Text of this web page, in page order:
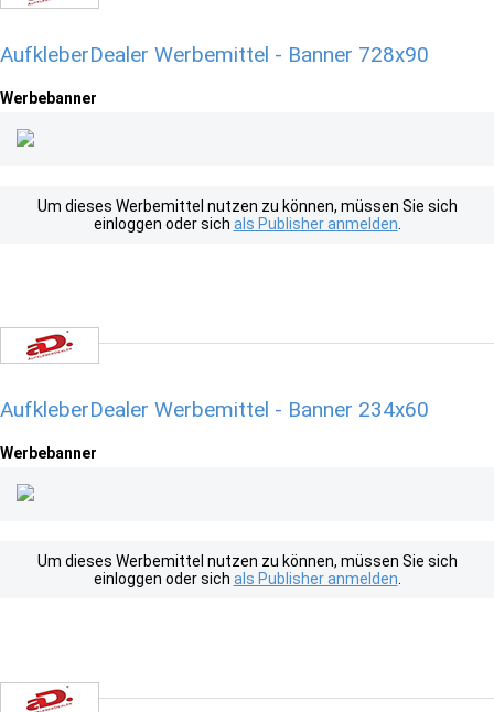
AufkleberDealer Werbemittel - Banner 728x90
Werbebanner
Um dieses Werbemittel nutzen zu können, müssen Sie sich
einloggen oder sich als Publisher anmelden
AufkleberDealer Werbemittel - Banner 234x60
Werbebanner
Um dieses Werbemittel nutzen zu können, müssen Sie sich
einloggen oder sich als Publisher anmelden